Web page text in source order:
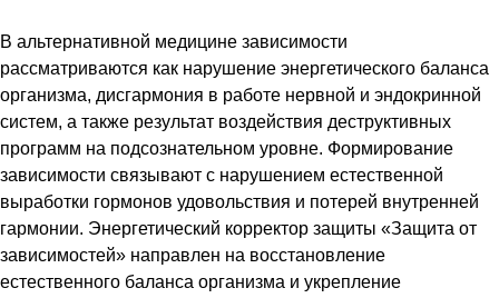
В альтернативной медицине зависимости
рассматриваются как нарушение энергетического баланса
организма, дисгармония в работе нервной и эндокринной
систем, а также результат воздействия деструктивных
программ на подсознательном уровне. Формирование
зависимости связывают с нарушением естественной
выработки гормонов удовольствия и потерей внутренней
гармонии. Энергетический корректор защиты «Защита от
зависимостей» направлен на восстановление
естественного баланса организма и укрепление